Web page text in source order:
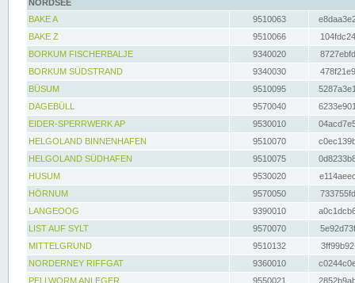
NORDSEE
BAKE A
9510063
BAKE Z
9510066
BORKUM FISCHERBALJE
9340020
BORKUM SÜDSTRAND
9340030
BÜSUM
9510095
DAGEBÜLL
9570040
EIDER-SPERRWERK AP
9530010
HELGOLAND BINNENHAFEN
9510070
HELGOLAND SÜDHAFEN
9510075
HUSUM
9530020
HÖRNUM
9570050
LANGEOOG
9390010
LIST AUF SYLT
9570070
MITTELGRUND
9510132
NORDERNEY RIFFGAT
9360010
PELLWORM ANLEGER
9550021